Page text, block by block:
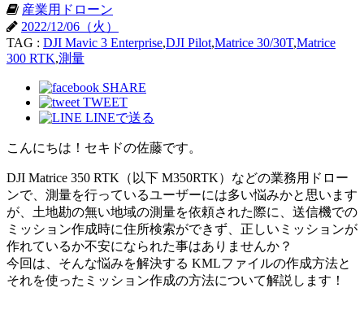
産業用ドローン
2022/12/06（火）
TAG : DJI Mavic 3 Enterprise,DJI Pilot,Matrice 30/30T,Matrice
300 RTK,測量
SHARE
TWEET
LINEで送る
こんにちは！セキドの佐藤です。
DJI Matrice 350 RTK（以下 M350RTK）などの業務用ドロー
ンで、測量を行っているユーザーには多い悩みかと思います
が、土地勘の無い地域の測量を依頼された際に、送信機での
ミッション作成時に住所検索ができず、正しいミッションが
作れているか不安になられた事はありませんか？
今回は、そんな悩みを解決する KMLファイルの作成方法と
それを使ったミッション作成の方法について解説します！